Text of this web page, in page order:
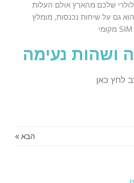
שלכם מהארץ אולם העלות
גם על שיחות נכנסות, מומלץ
ושהות נעימה
לחץ כאן
הבא »